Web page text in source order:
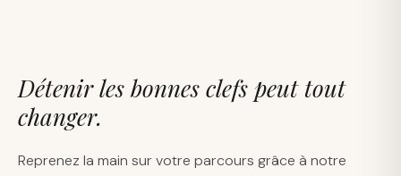
Détenir les bonnes clefs peut tout
changer.
Reprenez la main sur votre parcours grâce à notre